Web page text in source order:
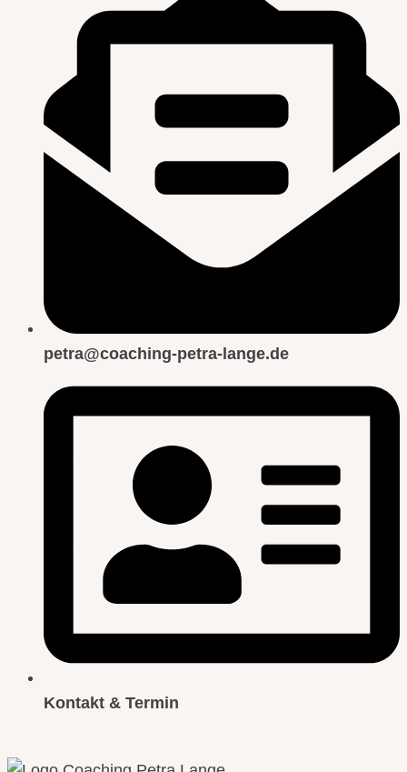
petra@coaching-petra-lange.de
Kontakt & Termin